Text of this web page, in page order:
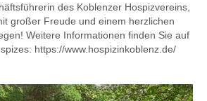
des Koblenzer Hospizvereins,
großer Freude und einem herzlichen
Weitere Informationen finden Sie auf
https://www.hospizinkoblenz.de/